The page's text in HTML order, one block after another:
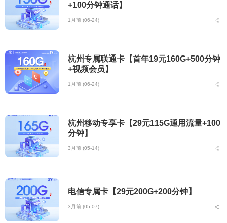
+100分钟通话】
1月前 (06-24)
杭州专属联通卡【首年19元160G+500分钟
+视频会员】
1月前 (06-24)
杭州移动专享卡【29元115G通用流量+100
分钟】
3月前 (05-14)
电信专属卡【29元200G+200分钟】
3月前 (05-07)